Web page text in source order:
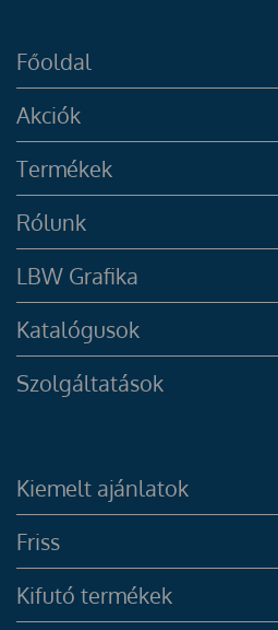
Főoldal
Akciók
Termékek
Rólunk
LBW Grafika
Katalógusok
Szolgáltatások
Kiemelt ajánlatok
Friss
Kifutó termékek